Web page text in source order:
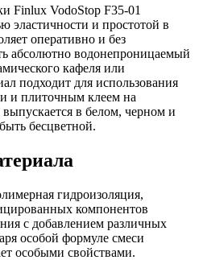
Finlux VodoStop F35-01
эластичности и простотой в
оперативно и без
абсолютно водонепроницаемый
кафеля или
подходит для использования
и плиточным клеем на
в белом, черном и
бесцветной.
гидроизоляция,
компонентов
с добавлением различных
особой формуле смеси
особыми свойствами.